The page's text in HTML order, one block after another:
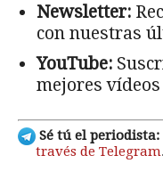
Newsletter:
con nuestras
YouTube:
mejores vídeos
Sé tú el periodista:
través de Telegram.